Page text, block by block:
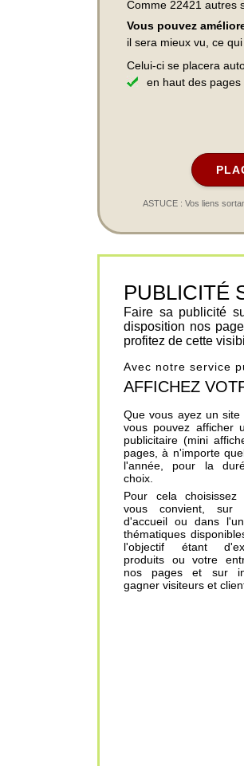
Comme 22421 autres
Vous pouvez
il sera mieux vu, ce
Celui-ci se placera
en haut des pages
ASTUCE : Vos liens
PUBLICITÉ
Faire sa publicité
disposition nos
profitez de cette
Avec notre service
AFFICHEZ
Que vous ayez un site
vous pouvez afficher
publicitaire (mini
pages, à n'importe
l'année, pour la
choix.
Pour cela choisissez
vous convient, sur
d'accueil ou dans
thématiques
l'objectif étant
produits ou votre
nos pages et sur
gagner visiteurs et